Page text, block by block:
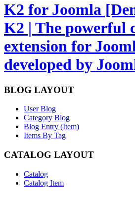
K2 for Joomla
K2 | The powerful
extension for
developed by
BLOG LAYOUT
User Blog
Category Blog
Blog Entry (Item)
Items By Tag
CATALOG LAYOUT
Catalog
Catalog Item